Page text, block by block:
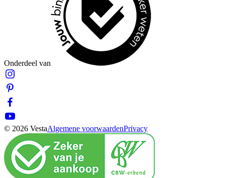
Onderdeel van
© 2026 VestaAlgemene voorwaardenPrivacy